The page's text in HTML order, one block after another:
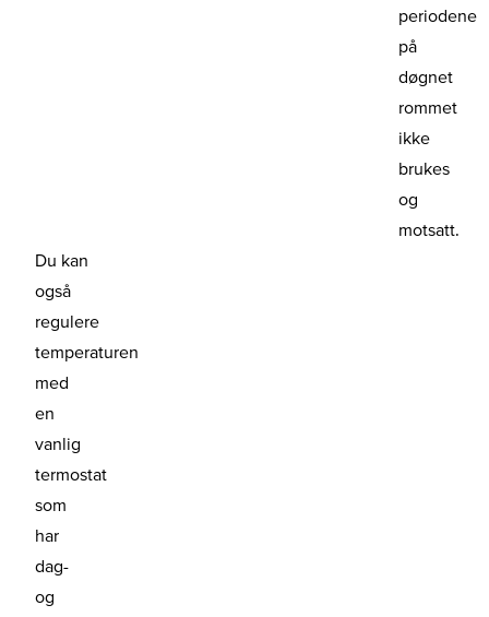
periodene
på
døgnet
rommet
ikke
brukes
og
motsatt.
Du kan
også
regulere
temperaturen
med
en
vanlig
termostat
som
har
dag-
og